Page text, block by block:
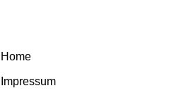
Home
Impressum